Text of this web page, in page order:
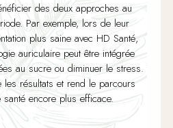
des deux approches au
Par exemple, lors de leur
plus saine avec HD Santé,
auriculaire peut être intégrée
au sucre ou diminuer le stress.
les résultats et rend le parcours
encore plus efficace.